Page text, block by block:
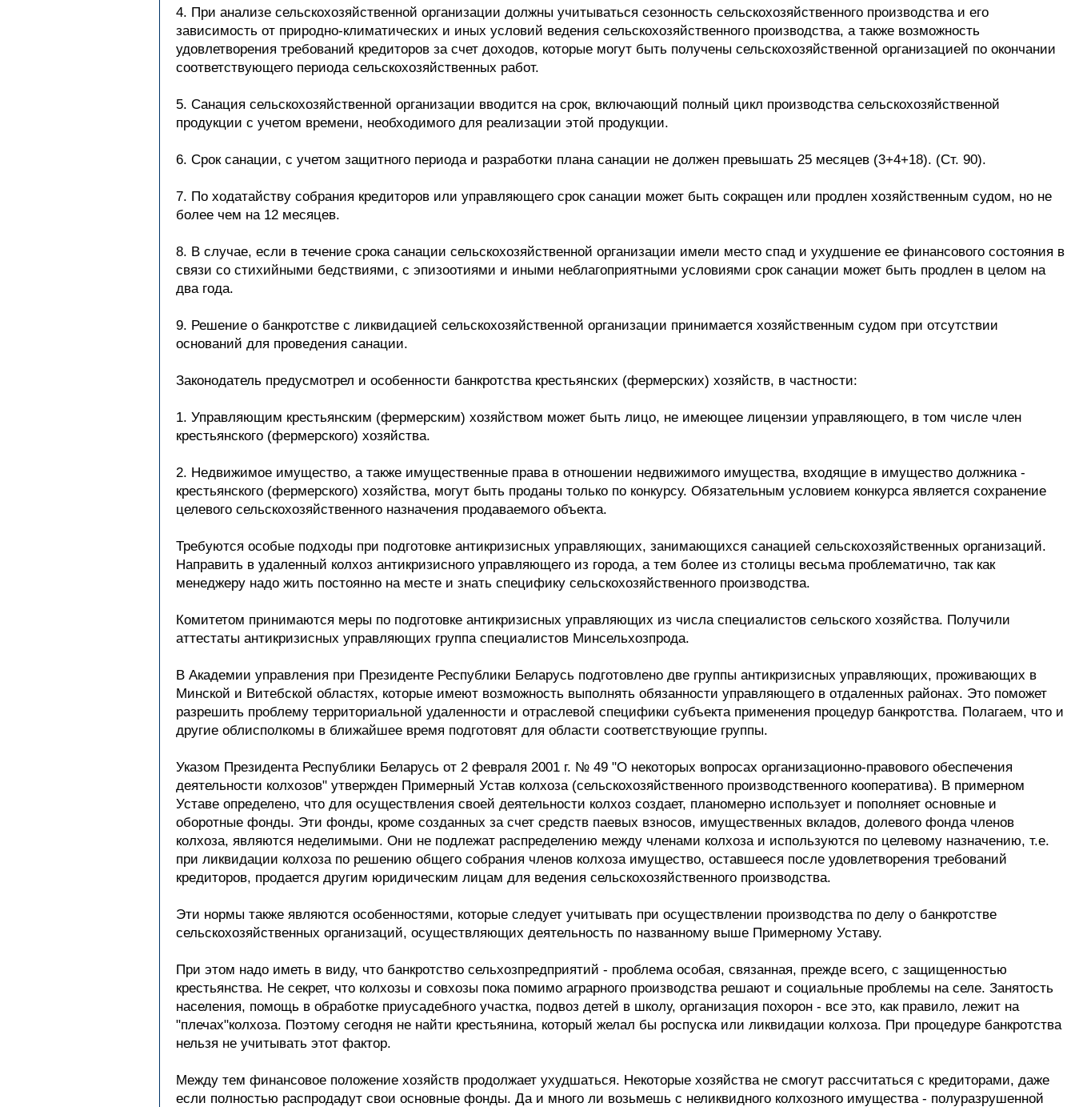
4. При анализе сельскохозяйственной организации должны учитываться сезонность сельскохозяйственного производства и его
зависимость от природно-климатических и иных условий ведения сельскохозяйственного производства, а также возможность
удовлетворения требований кредиторов за счет доходов, которые могут быть получены сельскохозяйственной организацией по окончании
соответствующего периода сельскохозяйственных работ.
5. Санация сельскохозяйственной организации вводится на срок, включающий полный цикл производства сельскохозяйственной
продукции с учетом времени, необходимого для реализации этой продукции.
6. Срок санации, с учетом защитного периода и разработки плана санации не должен превышать 25 месяцев (3+4+18). (Ст. 90).
7. По ходатайству собрания кредиторов или управляющего срок санации может быть сокращен или продлен хозяйственным судом, но не
более чем на 12 месяцев.
8. В случае, если в течение срока санации сельскохозяйственной организации имели место спад и ухудшение ее финансового состояния в
связи со стихийными бедствиями, с эпизоотиями и иными неблагоприятными условиями срок санации может быть продлен в целом на
два года.
9. Решение о банкротстве с ликвидацией сельскохозяйственной организации принимается хозяйственным судом при отсутствии
оснований для проведения санации.
Законодатель предусмотрел и особенности банкротства крестьянских (фермерских) хозяйств, в частности:
1. Управляющим крестьянским (фермерским) хозяйством может быть лицо, не имеющее лицензии управляющего, в том числе член
крестьянского (фермерского) хозяйства.
2. Недвижимое имущество, а также имущественные права в отношении недвижимого имущества, входящие в имущество должника -
крестьянского (фермерского) хозяйства, могут быть проданы только по конкурсу. Обязательным условием конкурса является сохранение
целевого сельскохозяйственного назначения продаваемого объекта.
Требуются особые подходы при подготовке антикризисных управляющих, занимающихся санацией сельскохозяйственных организаций.
Направить в удаленный колхоз антикризисного управляющего из города, а тем более из столицы весьма проблематично, так как
менеджеру надо жить постоянно на месте и знать специфику сельскохозяйственного производства.
Комитетом принимаются меры по подготовке антикризисных управляющих из числа специалистов сельского хозяйства. Получили
аттестаты антикризисных управляющих группа специалистов Минсельхозпрода.
В Академии управления при Президенте Республики Беларусь подготовлено две группы антикризисных управляющих, проживающих в
Минской и Витебской областях, которые имеют возможность выполнять обязанности управляющего в отдаленных районах. Это поможет
разрешить проблему территориальной удаленности и отраслевой специфики субъекта применения процедур банкротства. Полагаем, что и
другие облисполкомы в ближайшее время подготовят для области соответствующие группы.
Указом Президента Республики Беларусь от 2 февраля 2001 г. № 49 "О некоторых вопросах организационно-правового обеспечения
деятельности колхозов" утвержден Примерный Устав колхоза (сельскохозяйственного производственного кооператива). В примерном
Уставе определено, что для осуществления своей деятельности колхоз создает, планомерно использует и пополняет основные и
оборотные фонды. Эти фонды, кроме созданных за счет средств паевых взносов, имущественных вкладов, долевого фонда членов
колхоза, являются неделимыми. Они не подлежат распределению между членами колхоза и используются по целевому назначению, т.е.
при ликвидации колхоза по решению общего собрания членов колхоза имущество, оставшееся после удовлетворения требований
кредиторов, продается другим юридическим лицам для ведения сельскохозяйственного производства.
Эти нормы также являются особенностями, которые следует учитывать при осуществлении производства по делу о банкротстве
сельскохозяйственных организаций, осуществляющих деятельность по названному выше Примерному Уставу.
При этом надо иметь в виду, что банкротство сельхозпредприятий - проблема особая, связанная, прежде всего, с защищенностью
крестьянства. Не секрет, что колхозы и совхозы пока помимо аграрного производства решают и социальные проблемы на селе. Занятость
населения, помощь в обработке приусадебного участка, подвоз детей в школу, организация похорон - все это, как правило, лежит на
"плечах"колхоза. Поэтому сегодня не найти крестьянина, который желал бы роспуска или ликвидации колхоза. При процедуре банкротства
нельзя не учитывать этот фактор.
Между тем финансовое положение хозяйств продолжает ухудшаться. Некоторые хозяйства не смогут рассчитаться с кредиторами, даже
если полностью распродадут свои основные фонды. Да и много ли возьмешь с неликвидного колхозного имущества - полуразрушенной